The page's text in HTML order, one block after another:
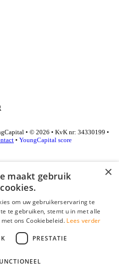
• © 2026 • KvK nr: 34330199 •
• YoungCapital score
×
maakt gebruik
om uw gebruikerservaring te
te gebruiken, stemt u in met alle
ons Cookiebeleid. Lees verder
PRESTATIE